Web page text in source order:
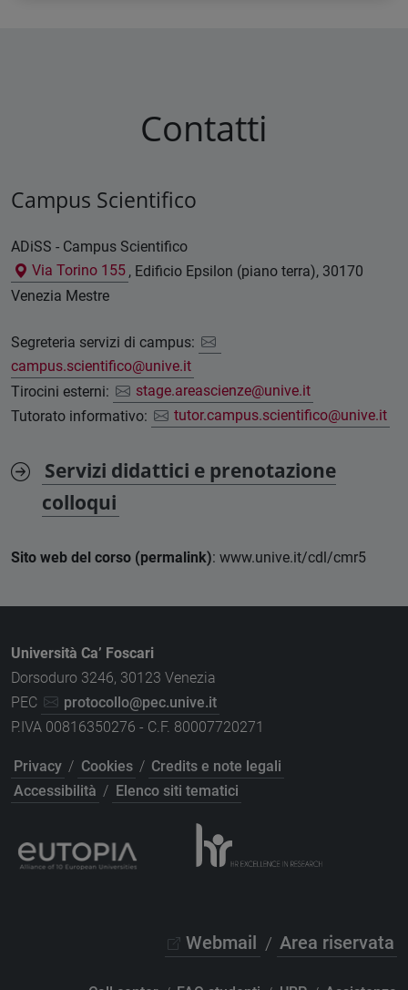
Contatti
Campus Scientifico
ADiSS - Campus Scientifico
Via Torino 155 , Edificio Epsilon (piano terra), 30170
Venezia Mestre
Segreteria servizi di campus:
campus.scientifico@unive.it
Tirocini esterni:
stage.areascienze@unive.it
Tutorato informativo:
tutor.campus.scientifico@unive.it
Servizi didattici e prenotazione
colloqui
Sito web del corso (permalink): www.unive.it/cdl/cmr5
Università Ca’ Foscari
Dorsoduro 3246, 30123 Venezia
PEC
protocollo@pec.unive.it
P.IVA 00816350276 - C.F. 80007720271
Privacy / Cookies / Credits e note legali
Accessibilità / Elenco siti tematici
Webmail / Area riservata